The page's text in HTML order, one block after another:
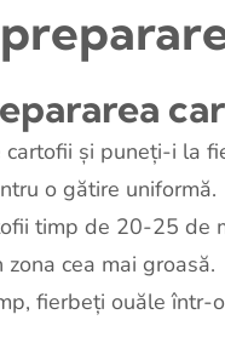
și puneți-i la
o gătire uniformă.
timp de 20-25 de
cea mai groasă.
fierbeți ouăle